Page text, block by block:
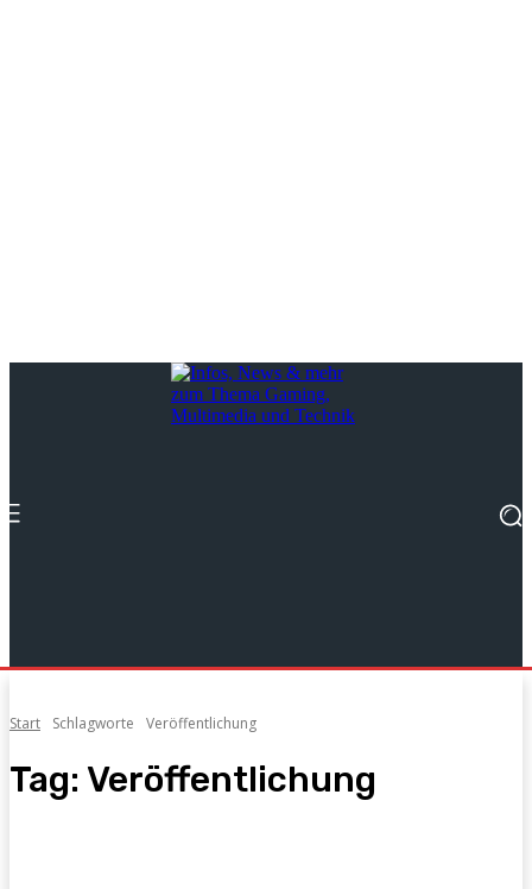
Start Schlagworte Veröffentlichung
Tag: Veröffentlichung